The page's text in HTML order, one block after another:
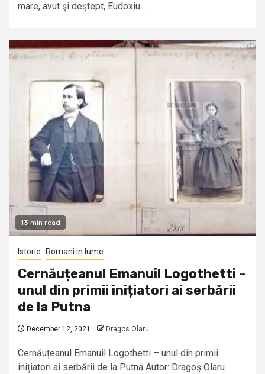
mare, avut şi deştept, Eudoxiu...
13 min read
Istorie Romani in lume
Cernăuțeanul Emanuil Logothetti –
unul din primii inițiatori ai serbării
de la Putna
December 12, 2021 Dragos Olaru
Cernăuțeanul Emanuil Logothetti – unul din primii
inițiatori ai serbării de la Putna Autor: Dragoş Olaru